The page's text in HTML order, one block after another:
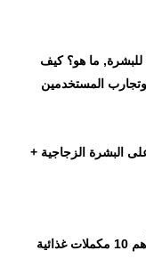
ماسك JOVS Laser Mask للبشرة, ما هو؟ كيف
وتجارب المستخدمين
البشرة الزجاجية +
أفضل فيتامينات للسيدات | أهم 10 مكملات غذائية